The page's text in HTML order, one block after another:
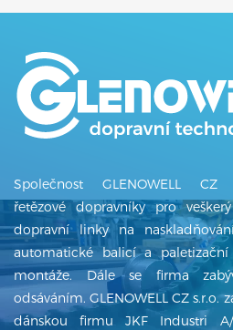
Společnost GLENOWELL
řetězové dopravníky pro
dopravní linky na
automatické balicí a
montáže. Dále se firma
odsáváním. GLENOWELL CZ s.r.o.
dánskou firmu JKF Industri